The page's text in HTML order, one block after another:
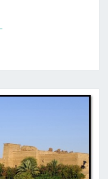
LA SUITE